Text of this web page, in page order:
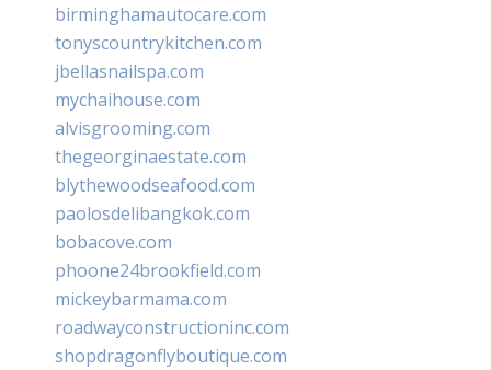
birminghamautocare.com
tonyscountrykitchen.com
jbellasnailspa.com
mychaihouse.com
alvisgrooming.com
thegeorginaestate.com
blythewoodseafood.com
paolosdelibangkok.com
bobacove.com
phoone24brookfield.com
mickeybarmama.com
roadwayconstructioninc.com
shopdragonflyboutique.com